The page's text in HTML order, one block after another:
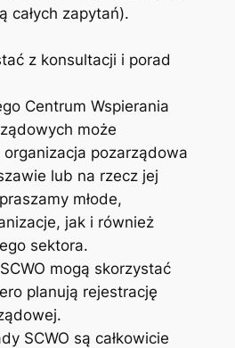
całych zapytań).
z konsultacji i porad
Centrum Wspierania
może
pozarządowa
lub na rzecz jej
młode,
jak i również
sektora.
mogą skorzystać
planują rejestrację
SCWO są całkowicie